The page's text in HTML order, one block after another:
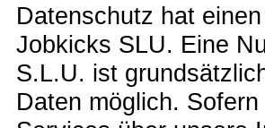
Datenschutz hat
Jobkicks SLU. Eine
S.L.U. ist
Daten möglich.